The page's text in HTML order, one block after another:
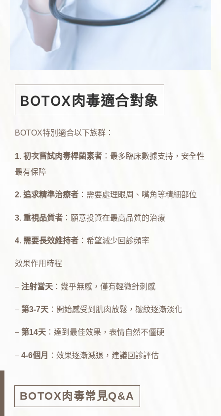
BOTOX肉毒適合對象
BOTOX特別適合以下族群：
1. 初次嘗試肉毒桿菌素者 ：最多臨床數據支持，安全性
最有保障
2. 追求精準治療者 ：需要處理眼周、嘴角等精細部位
3. 重視品質者 ：願意投資在最高品質的治療
4. 需要長效維持者 ：希望減少回診頻率
效果作用時程
– 注射當天 ：幾乎無感，僅有輕微針刺感
– 第3-7天 ：開始感受到肌肉放鬆，皺紋逐漸淡化
– 第14天 ：達到最佳效果，表情自然不僵硬
– 4-6個月 ：效果逐漸減退，建議回診評估
BOTOX肉毒常見Q&A